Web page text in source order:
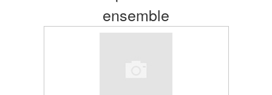
ensemble